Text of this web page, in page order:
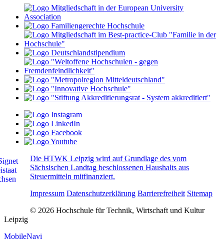
Die HTWK Leipzig wird auf Grundlage des vom
Sächsischen Landtag beschlossenen Haushalts aus
Steuermitteln mitfinanziert.
Impressum Datenschutzerklärung Barrierefreiheit Sitemap
© 2026 Hochschule für Technik, Wirtschaft und Kultur
Leipzig
MobileNavi